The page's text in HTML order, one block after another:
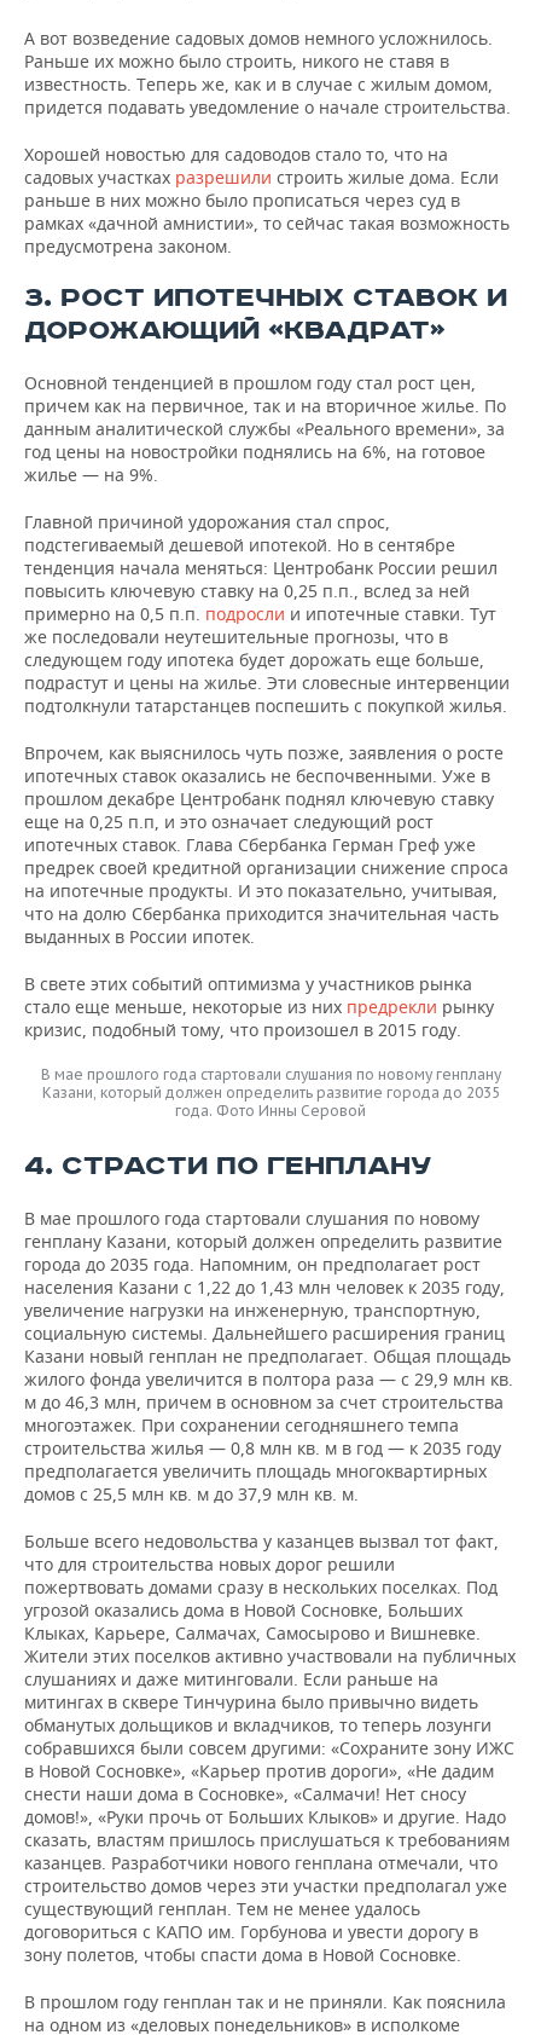
А вот возведение садовых домов немного усложнилось.
Раньше их можно было строить, никого не ставя в
известность. Теперь же, как и в случае с жилым домом,
придется подавать уведомление о начале строительства.
Хорошей новостью для садоводов стало то, что на
садовых участках разрешили строить жилые дома. Если
раньше в них можно было прописаться через суд в
рамках «дачной амнистии», то сейчас такая возможность
предусмотрена законом.
3. РОСТ ИПОТЕЧНЫХ СТАВОК И
ДОРОЖАЮЩИЙ «КВАДРАТ»
Основной тенденцией в прошлом году стал рост цен,
причем как на первичное, так и на вторичное жилье. По
данным аналитической службы «Реального времени», за
год цены на новостройки поднялись на 6%, на готовое
жилье — на 9%.
Главной причиной удорожания стал спрос,
подстегиваемый дешевой ипотекой. Но в сентябре
тенденция начала меняться: Центробанк России решил
повысить ключевую ставку на 0,25 п.п., вслед за ней
примерно на 0,5 п.п. подросли и ипотечные ставки. Тут
же последовали неутешительные прогнозы, что в
следующем году ипотека будет дорожать еще больше,
подрастут и цены на жилье. Эти словесные интервенции
подтолкнули татарстанцев поспешить с покупкой жилья.
Впрочем, как выяснилось чуть позже, заявления о росте
ипотечных ставок оказались не беспочвенными. Уже в
прошлом декабре Центробанк поднял ключевую ставку
еще на 0,25 п.п, и это означает следующий рост
ипотечных ставок. Глава Сбербанка Герман Греф уже
предрек своей кредитной организации снижение спроса
на ипотечные продукты. И это показательно, учитывая,
что на долю Сбербанка приходится значительная часть
выданных в России ипотек.
В свете этих событий оптимизма у участников рынка
стало еще меньше, некоторые из них предрекли рынку
кризис, подобный тому, что произошел в 2015 году.
В мае прошлого года стартовали слушания по новому генплану
Казани, который должен определить развитие города до 2035
года. Фото Инны Серовой
4. СТРАСТИ ПО ГЕНПЛАНУ
В мае прошлого года стартовали слушания по новому
генплану Казани, который должен определить развитие
города до 2035 года. Напомним, он предполагает рост
населения Казани с 1,22 до 1,43 млн человек к 2035 году,
увеличение нагрузки на инженерную, транспортную,
социальную системы. Дальнейшего расширения границ
Казани новый генплан не предполагает. Общая площадь
жилого фонда увеличится в полтора раза — с 29,9 млн кв.
м до 46,3 млн, причем в основном за счет строительства
многоэтажек. При сохранении сегодняшнего темпа
строительства жилья — 0,8 млн кв. м в год — к 2035 году
предполагается увеличить площадь многоквартирных
домов с 25,5 млн кв. м до 37,9 млн кв. м.
Больше всего недовольства у казанцев вызвал тот факт,
что для строительства новых дорог решили
пожертвовать домами сразу в нескольких поселках. Под
угрозой оказались дома в Новой Сосновке, Больших
Клыках, Карьере, Салмачах, Самосырово и Вишневке.
Жители этих поселков активно участвовали на публичных
слушаниях и даже митинговали. Если раньше на
митингах в сквере Тинчурина было привычно видеть
обманутых дольщиков и вкладчиков, то теперь лозунги
собравшихся были совсем другими: «Сохраните зону ИЖС
в Новой Сосновке», «Карьер против дороги», «Не дадим
снести наши дома в Сосновке», «Салмачи! Нет сносу
домов!», «Руки прочь от Больших Клыков» и другие. Надо
сказать, властям пришлось прислушаться к требованиям
казанцев. Разработчики нового генплана отмечали, что
строительство домов через эти участки предполагал уже
существующий генплан. Тем не менее удалось
договориться с КАПО им. Горбунова и увести дорогу в
зону полетов, чтобы спасти дома в Новой Сосновке.
В прошлом году генплан так и не приняли. Как пояснила
на одном из «деловых понедельников» в исполкоме